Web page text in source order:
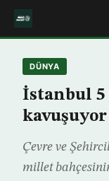
DÜNYA
İstanbul
kavuşuyor
Çevre ve
millet